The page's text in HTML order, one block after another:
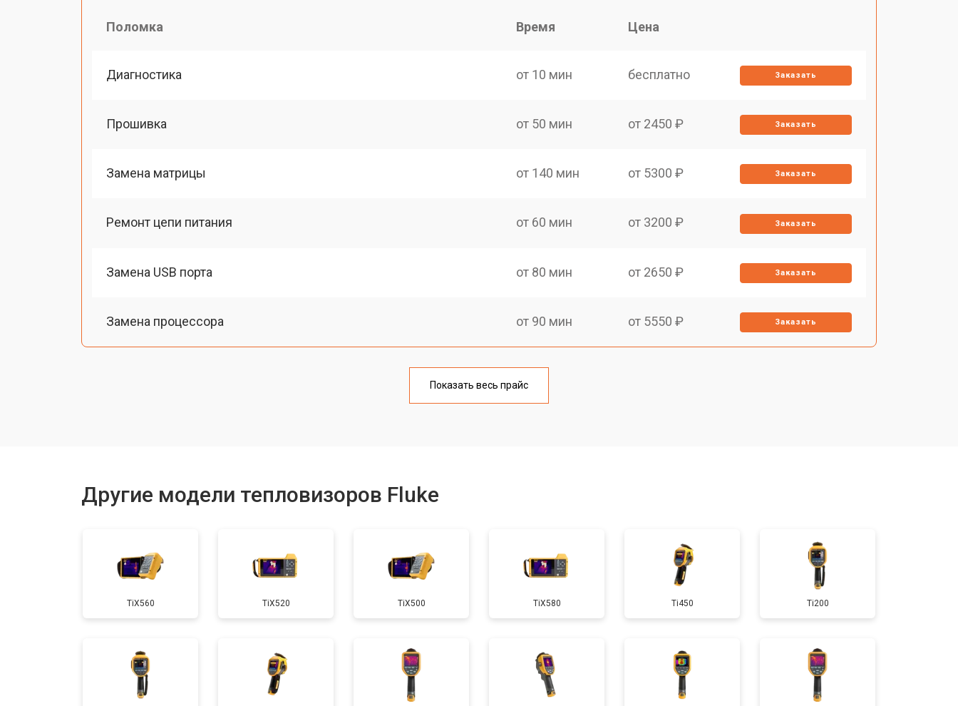
Поломка Время Цена
Диагностика от 10 мин бесплатно Заказать
Прошивка от 50 мин от 2450 ₽ Заказать
Замена матрицы от 140 мин от 5300 ₽ Заказать
Ремонт цепи питания от 60 мин от 3200 ₽ Заказать
Замена USB порта от 80 мин от 2650 ₽ Заказать
Замена процессора от 90 мин от 5550 ₽ Заказать
от 160 мин
Показать весь прайс
Другие модели тепловизоров Fluke
TiX560 TiX520 TiX500 TiX580 Ti450 Ti200